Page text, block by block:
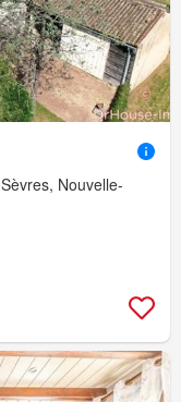
Nouvelle-